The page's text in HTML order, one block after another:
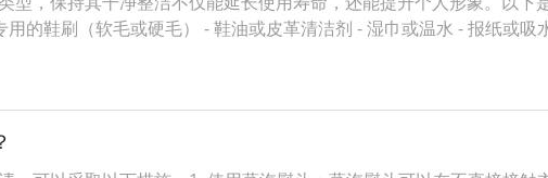
的鞋刷（软毛或硬毛） - 鞋油或皮革清洁剂 - 湿巾或温水 - 报纸或